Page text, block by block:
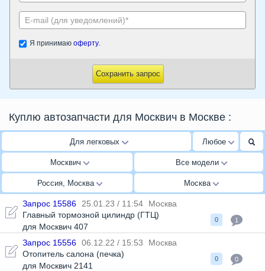
Я принимаю оферту.
Сохранить запрос
Куплю автозапчасти для Москвич в Москве :
Для легковых Любое
Москвич Все модели
Россия, Москва Москва
Запрос 15586 25.01.23 / 11:54
Москва
Главный тормозной цилиндр (ГТЦ)
для Москвич 407
0 1
Запрос 15556 06.12.22 / 15:53
Москва
Отопитель салона (печка)
для Москвич 2141
0 0